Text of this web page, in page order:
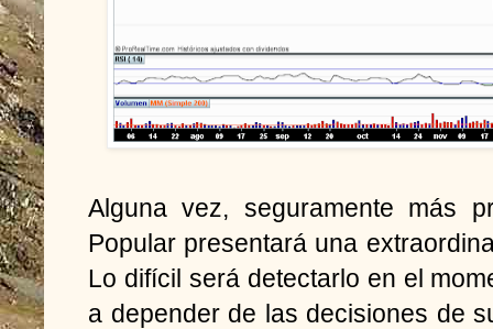
Alguna vez, seguramente más
Popular presentará una
Lo difícil será detectarlo en el
a depender de las decisiones de